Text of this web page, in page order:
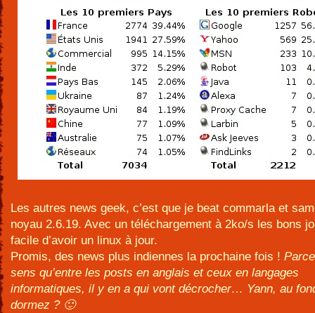
Les autres news geek, c’est que je beat commarla et
noyau 2.6.19. Avec un téléchargement à 2ko/s les bons
facile d’avoir un linux à jour.
Promis, des news plus indiennes la prochaine fois !
sens qu’entre les posts en anglais et ceux en langages
informatiques, il y en a qui vont décrocher… Yann, au
dormez ? 🙂